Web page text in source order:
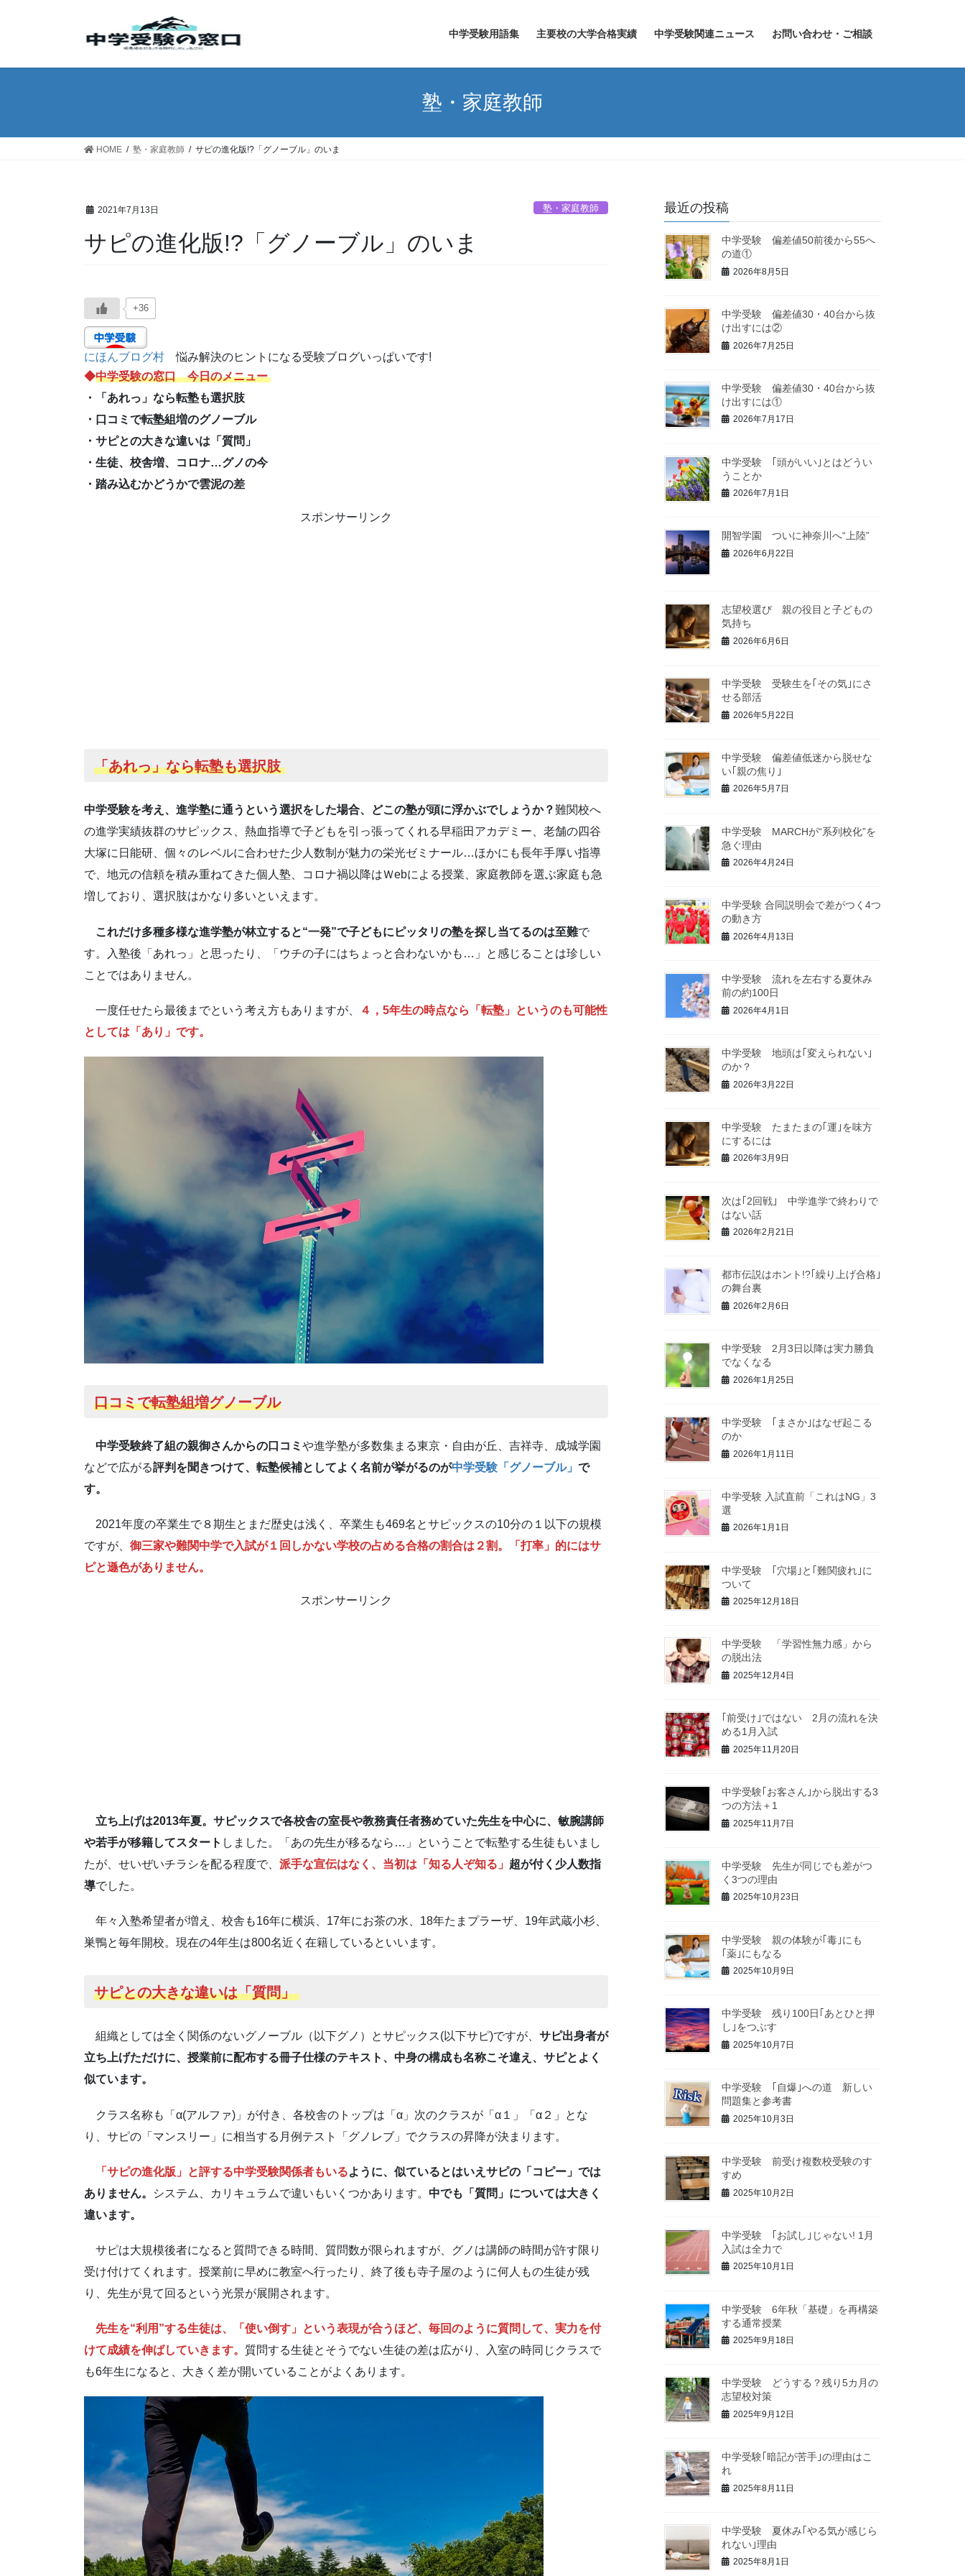
中学受験用語集 主要校の大学合格実績 中学受験関連ニュース お問い合わせ・ご相談
塾・家庭教師
HOME 塾・家庭教師 サピの進化版!?「グノーブル」のいま
2021年7月13日 塾・家庭教師
サピの進化版!?「グノーブル」のいま
+36
にほんブログ村 悩み解決のヒントになる受験ブログいっぱいです!
◆中学受験の窓口 今日のメニュー
・「あれっ」なら転塾も選択肢
・口コミで転塾組増のグノーブル
・サピとの大きな違いは「質問」
・生徒、校舎増、コロナ…グノの今
・踏み込むかどうかで雲泥の差
スポンサーリンク
「あれっ」なら転塾も選択肢
中学受験を考え、進学塾に通うという選択をした場合、どこの塾が頭に浮かぶでしょうか？難関校へ
の進学実績抜群のサピックス、熱血指導で子どもを引っ張ってくれる早稲田アカデミー、老舗の四谷
大塚に日能研、個々のレベルに合わせた少人数制が魅力の栄光ゼミナール…ほかにも長年手厚い指導
で、地元の信頼を積み重ねてきた個人塾、コロナ禍以降はＷebによる授業、家庭教師を選ぶ家庭も急
増しており、選択肢はかなり多いといえます。
これだけ多種多様な進学塾が林立すると“一発”で子どもにピッタリの塾を探し当てるのは至難で
す。入塾後「あれっ」と思ったり、「ウチの子にはちょっと合わないかも…」と感じることは珍しい
ことではありません。
一度任せたら最後までという考え方もありますが、
４，5年生の時点なら「転塾」というのも可能性
としては「あり」です。
口コミで転塾組増グノーブル
中学受験終了組の親御さんからの口コミ や進学塾が多数集まる東京・自由が丘、吉祥寺、成城学園
などで広がる評判を聞きつけて、転塾候補としてよく名前が挙がるのが中学受験「グノーブル」 で
す。
2021年度の卒業生で８期生とまだ歴史は浅く、卒業生も469名とサピックスの10分の１以下の規模
ですが、 御三家や難関中学で入試が１回しかない学校の占める合格の割合は２割。「打率」的にはサ
ピと遜色がありません。
スポンサーリンク
立ち上げは2013年夏。サピックスで各校舎の室長や教務責任者務めていた先生を中心に、敏腕講師
や若手が移籍してスタート しました。「あの先生が移るなら…」ということで転塾する生徒もいまし
たが、せいぜいチラシを配る程度で、 派手な宣伝はなく、当初は「知る人ぞ知る」 超が付く少人数指
導でした。
年々入塾希望者が増え、校舎も16年に横浜、17年にお茶の水、18年たまプラーザ、19年武蔵小杉、
巣鴨と毎年開校。現在の4年生は800名近く在籍しているといいます。
サピとの大きな違いは「質問」
組織としては全く関係のないグノーブル（以下グノ）とサピックス(以下サピ)ですが、 サピ出身者が
立ち上げただけに、授業前に配布する冊子仕様のテキスト、中身の構成も名称こそ違え、サピとよく
似ています。
クラス名称も「α(アルファ)」が付き、各校舎のトップは「α」次のクラスが「α１」「α２」とな
り、サピの「マンスリー」に相当する月例テスト「グノレブ」でクラスの昇降が決まります。
「サピの進化版」と評する中学受験関係者もいるように、似ているとはいえサピの「コピー」では
ありません。
システム、カリキュラムで違いもいくつかあります。 中でも「質問」については大きく
違います。
サピは大規模後者になると質問できる時間、質問数が限られますが、グノは講師の時間が許す限り
受け付けてくれます。授業前に早めに教室へ行ったり、終了後も寺子屋のように何人もの生徒が残
り、先生が見て回るという光景が展開されます。
先生を“利用”する生徒は、「使い倒す」という表現が合うほど、毎回のように質問して、実力を付
けて成績を伸ばしていきます。 質問する生徒とそうでない生徒の差は広がり、入室の時同じクラスで
も6年生になると、大きく差が開いていることがよくあります。
最近の投稿
中学受験 偏差値50前後から55へ
の道①
2026年8月5日
中学受験 偏差値30・40台から抜
け出すには②
2026年7月25日
中学受験 偏差値30・40台から抜
け出すには①
2026年7月17日
中学受験 ｢頭がいい｣とはどうい
うことか
2026年7月1日
開智学園 ついに神奈川へ“上陸”
2026年6月22日
志望校選び 親の役目と子どもの
気持ち
2026年6月6日
中学受験 受験生を｢その気｣にさ
せる部活
2026年5月22日
中学受験 偏差値低迷から脱せな
い｢親の焦り｣
2026年5月7日
中学受験 MARCHが“系列校化”を
急ぐ理由
2026年4月24日
中学受験 合同説明会で差がつく4つ
の動き方
2026年4月13日
中学受験 流れを左右する夏休み
前の約100日
2026年4月1日
中学受験 地頭は｢変えられない｣
のか？
2026年3月22日
中学受験 たまたまの｢運｣を味方
にするには
2026年3月9日
次は｢2回戦｣ 中学進学で終わりで
はない話
2026年2月21日
都市伝説はホント!?｢繰り上げ合格｣
の舞台裏
2026年2月6日
中学受験 2月3日以降は実力勝負
でなくなる
2026年1月25日
中学受験 ｢まさか｣はなぜ起こる
のか
2026年1月11日
中学受験 入試直前「これはNG」3
選
2026年1月1日
中学受験 ｢穴場｣と｢難関疲れ｣に
ついて
2025年12月18日
中学受験 「学習性無力感」から
の脱出法
2025年12月4日
｢前受け｣ではない 2月の流れを決
める1月入試
2025年11月20日
中学受験｢お客さん｣から脱出する3
つの方法＋1
2025年11月7日
中学受験 先生が同じでも差がつ
く3つの理由
2025年10月23日
中学受験 親の体験が｢毒｣にも
｢薬｣にもなる
2025年10月9日
中学受験 残り100日｢あとひと押
し｣をつぶす
2025年10月7日
中学受験 ｢自爆｣への道 新しい
問題集と参考書
2025年10月3日
中学受験 前受け複数校受験のす
すめ
2025年10月2日
中学受験 ｢お試し｣じゃない! 1月
入試は全力で
2025年10月1日
中学受験 6年秋「基礎」を再構築
する通常授業
2025年9月18日
中学受験 どうする？残り5カ月の
志望校対策
2025年9月12日
中学受験｢暗記が苦手｣の理由はこ
れ
2025年8月11日
中学受験 夏休み｢やる気が感じら
れない｣理由
2025年8月1日